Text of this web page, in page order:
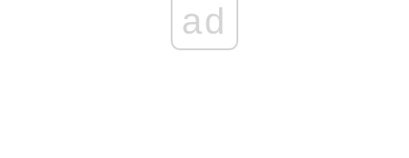
ad